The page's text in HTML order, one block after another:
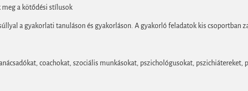
a kötődési stílusok
a gyakorlati tanuláson és gyakorláson. A gyakorló feladatok kis csoportban
coachokat, szociális munkásokat, pszichológusokat, pszichiátereket,